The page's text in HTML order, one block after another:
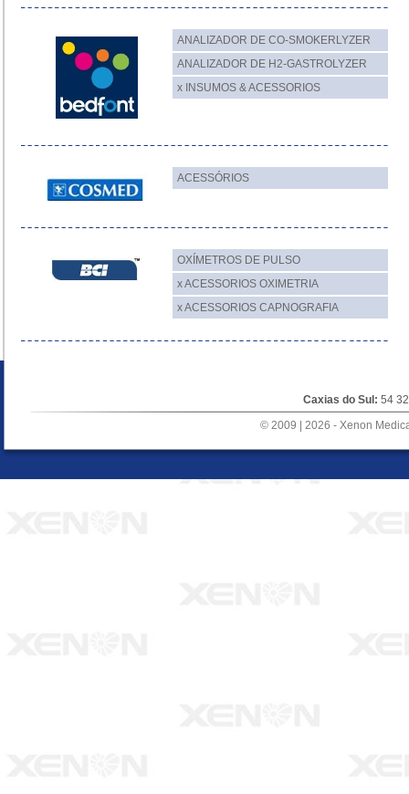
ANALIZADOR DE CO-SMOKERLYZER
ANALIZADOR DE H2-GASTROLYZER
x INSUMOS & ACESSORIOS
ACESSÓRIOS
OXÍMETROS DE PULSO
x ACESSORIOS OXIMETRIA
x ACESSORIOS CAPNOGRAFIA
Caxias do Sul: 54
© 2009 | 2026 - Xenon